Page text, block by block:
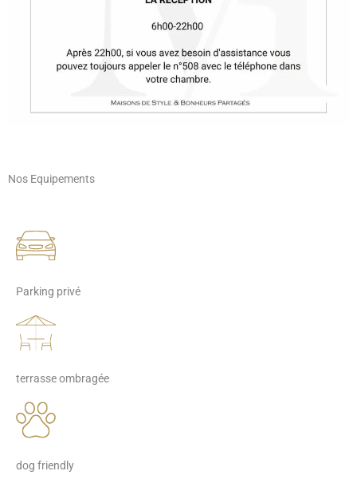
Nos Equipements
Parking privé
terrasse ombragée
dog friendly